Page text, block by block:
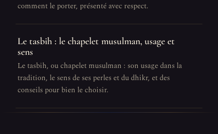
comment le porter, présenté avec respect.
Le tasbih : le chapelet musulman, usage et
sens
Le tasbih, ou chapelet musulman : son usage dans la
tradition, le sens de ses perles et du dhikr, et des
conseils pour bien le choisir.